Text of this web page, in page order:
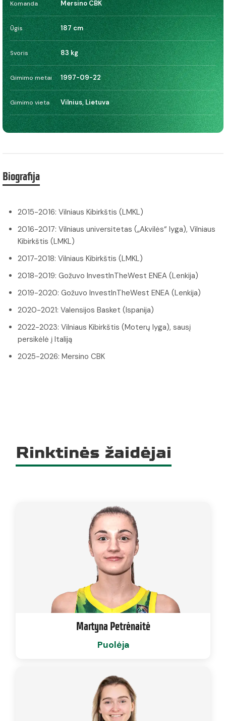
Komanda Mersino CBK
Ūgis 187 cm
Svoris 83 kg
Gimimo metai 1997-09-22
Gimimo vieta Vilnius, Lietuva
Biografija
2015-2016: Vilniaus Kibirkštis (LMKL)
2016-2017: Vilniaus universitetas („Akvilės“ lyga), Vilniaus
Kibirkštis (LMKL)
2017-2018: Vilniaus Kibirkštis (LMKL)
2018-2019: Gožuvo InvestInTheWest ENEA (Lenkija)
2019-2020: Gožuvo InvestInTheWest ENEA (Lenkija)
2020-2021: Valensijos Basket (Ispanija)
2022-2023: Vilniaus Kibirkštis (Moterų lyga), sausį
persikėlė į Italiją
2025-2026: Mersino CBK
Rinktinės žaidėjai
Martyna Petrėnaitė
Puolėja